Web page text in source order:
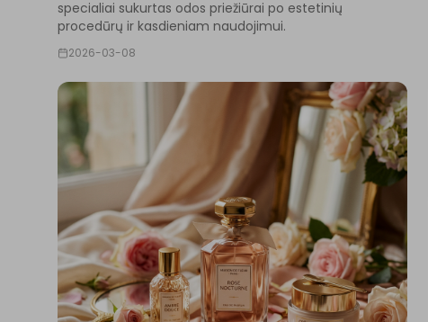
specialiai sukurtas odos priežiūrai po estetinių
procedūrų ir kasdieniam naudojimui.
2026-03-08